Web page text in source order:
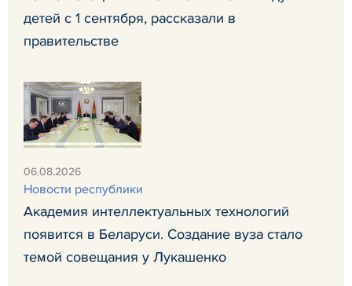
детей с 1 сентября, рассказали в
правительстве
06.08.2026
Новости республики
Академия интеллектуальных технологий
появится в Беларуси. Создание вуза стало
темой совещания у Лукашенко